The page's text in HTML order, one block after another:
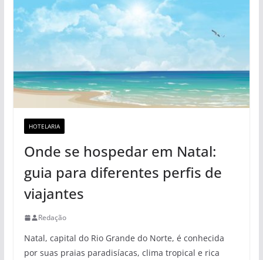
HOTELARIA
Onde se hospedar em Natal:
guia para diferentes perfis de
viajantes
Redação
Natal, capital do Rio Grande do Norte, é conhecida
por suas praias paradisíacas, clima tropical e rica